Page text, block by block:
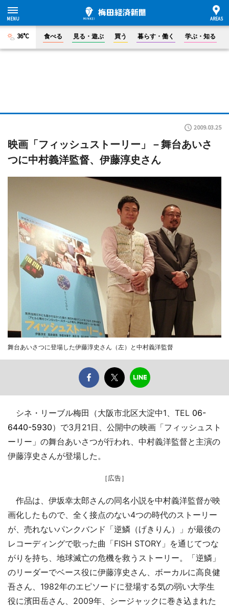
36°C 食べる 見る・遊ぶ 買う 暮らす・働く 学ぶ・知る
2009.03.25
映画「フィッシュストーリー」－舞台あいさ
つに中村義洋監督、伊藤淳史さん
舞台あいさつに登場した伊藤淳史さん（左）と中村義洋監督
シネ・リーブル梅田（大阪市北区大淀中1、TEL 06-
6440-5930）で3月21日、公開中の映画「フィッシュスト
ーリー」の舞台あいさつが行われ、中村義洋監督と主演の
伊藤淳史さんが登場した。
［広告］
作品は、伊坂幸太郎さんの同名小説を中村義洋監督が映
画化したもので、全く接点のない4つの時代のストーリー
が、売れないパンクバンド「逆鱗（げきりん）」が最後の
レコーディングで歌った曲「FISH STORY」を通じてつな
がりを持ち、地球滅亡の危機を救うストーリー。「逆鱗」
のリーダーでベース役に伊藤淳史さん、ボーカルに高良健
吾さん、1982年のエピソードに登場する気の弱い大学生
役に濱田岳さん、2009年、シージャックに巻き込まれた